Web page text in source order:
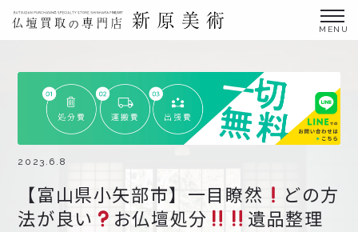
仏壇買取サービス
買取ステップ・お仏壇処分の流れ
ブログ
北陸三県外の方
よくあるご質問
2023.6.8
【富山県小矢部市】一目瞭然
どの方
法が良い
お仏壇処分
遺品整理